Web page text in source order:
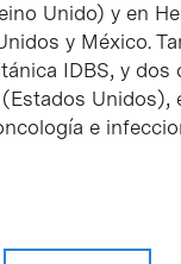
Unido) y en
y México.
IDBS, y
e